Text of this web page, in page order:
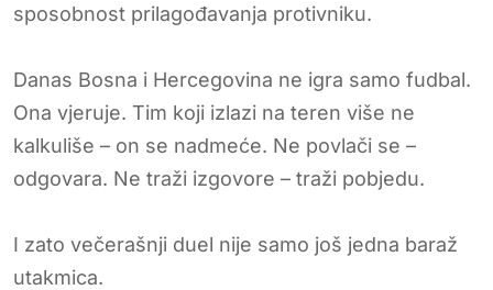
sposobnost prilagođavanja protivniku.
Danas Bosna i Hercegovina ne igra samo fudbal.
Ona vjeruje. Tim koji izlazi na teren više ne
kalkuliše – on se nadmeće. Ne povlači se –
odgovara. Ne traži izgovore – traži pobjedu.
I zato večerašnji duel nije samo još jedna baraž
utakmica.